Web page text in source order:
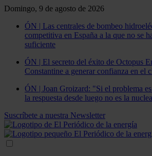
Domingo, 9 de agosto de 2026
ÓN | Las centrales de bombeo
competitiva en España a la que no se
suficiente
ÓN | El secreto del éxito de Octopus
Constantine a generar confianza en el
ÓN | Joan Groizard: "Si el problema
la respuesta desde luego no es la
Suscríbete a nuestra Newsletter